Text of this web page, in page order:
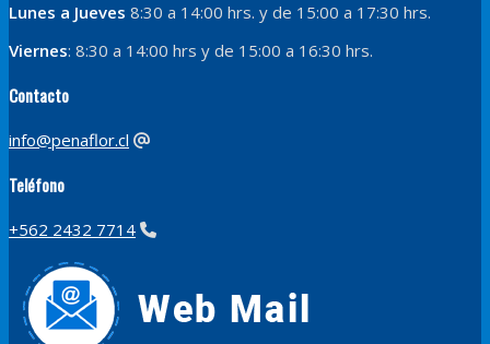
Lunes a Jueves 8:30 a 14:00 hrs. y de 15:00 a 17:30 hrs.
Viernes: 8:30 a 14:00 hrs y de 15:00 a 16:30 hrs.
Contacto
info@penaflor.cl
Teléfono
+562 2432 7714